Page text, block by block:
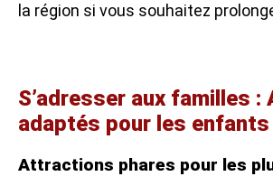
la région si vous souhaitez
S’adresser aux familles
adaptés pour les enfants
Attractions phares pour les